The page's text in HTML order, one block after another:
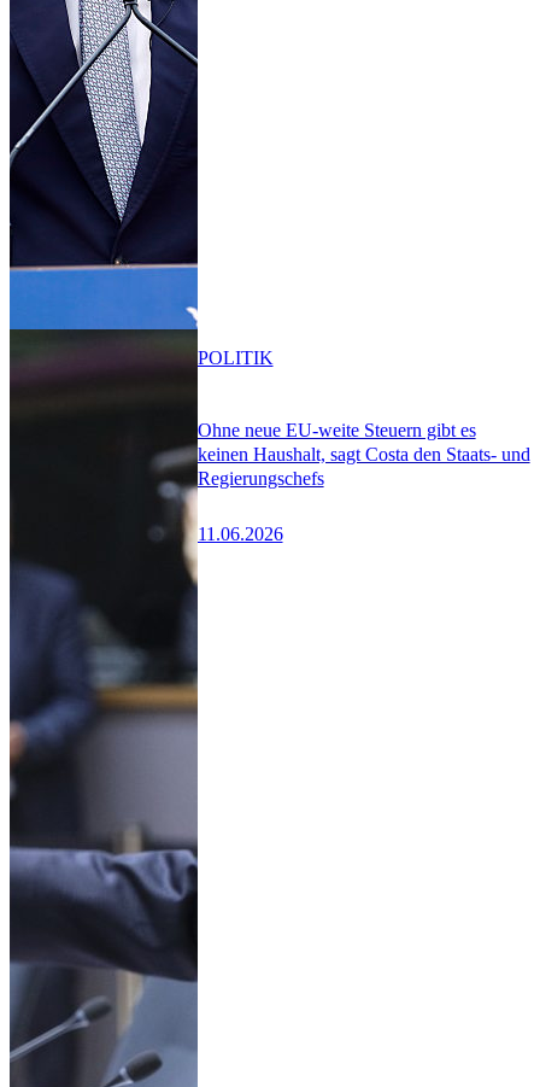
Ohne neue EU-weite Steuern gibt es
keinen Haushalt, sagt Costa den Staats- und
Regierungschefs
11.06.2026
POLITIK